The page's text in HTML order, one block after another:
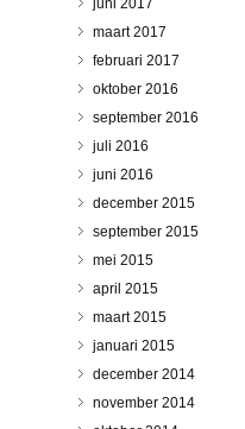
juni 2017
maart 2017
februari 2017
oktober 2016
september 2016
juli 2016
juni 2016
december 2015
september 2015
mei 2015
april 2015
maart 2015
januari 2015
december 2014
november 2014